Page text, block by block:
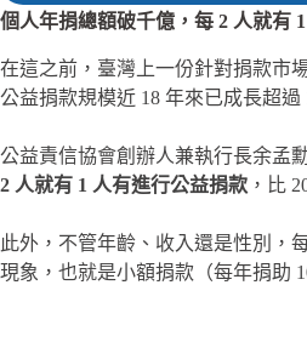
個人年捐總額破千億，每 2 人就有
在這之前，臺灣上一份針對捐款市
公益捐款規模近 18 年來已成長超
公益責信協會創辦人兼執行長余孟
2 人就有 1 人有進行公益捐款 ，比
此外，不管年齡、收入還是性別，
現象，也就是小額捐款（每年捐助